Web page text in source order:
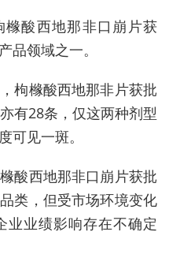
酸西地那非口崩片获
品领域之一。
枸橼酸西地那非片获批
有28条，仅这两种剂型
可见一斑。
酸西地那非口崩片获批
类，但受市场环境变化
业业绩影响存在不确定